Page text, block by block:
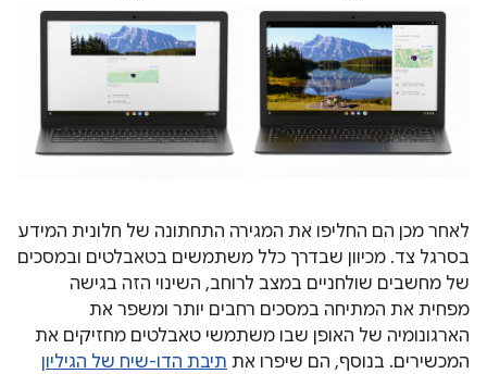
לאחר מכן הם החליפו את המגירה התחתונה של חלונית המידע
בסרגל צד. מכיוון שבדרך כלל משתמשים בטאבלטים ובמסכים
של מחשבים שולחניים במצב לרוחב, השינוי הזה בגישה
מפחית את המתיחה במסכים רחבים יותר ומשפר את
הארגונומיה של האופן שבו משתמשי טאבלטים מחזיקים את
המכשירים. בנוסף, הם שיפרו את תיבת הדו-שיח של הגיליון